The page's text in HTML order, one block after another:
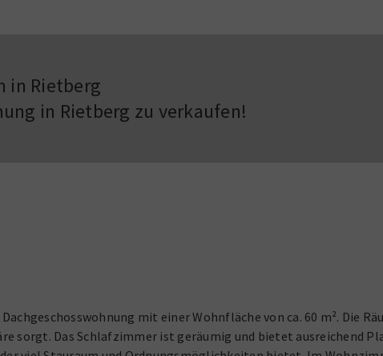
in Rietberg
in Rietberg zu verkaufen!
mit einer Wohnfläche von ca. 60 m². Die
sorgt. Das Schlafzimmer ist geräumig und bietet ausreichend